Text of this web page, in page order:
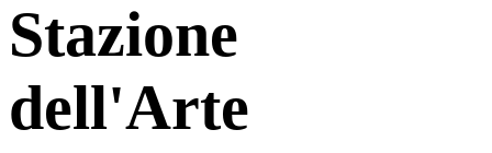
Stazione
dell'Arte